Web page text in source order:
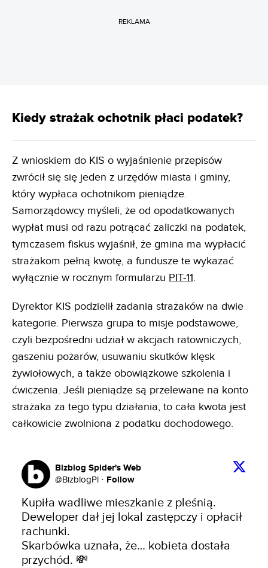
REKLAMA
Kiedy strażak ochotnik płaci podatek?
Z wnioskiem do KIS o wyjaśnienie przepisów
zwrócił się się jeden z urzędów miasta i gminy,
który wypłaca ochotnikom pieniądze.
Samorządowcy myśleli, że od opodatkowanych
wypłat musi od razu potrącać zaliczki na podatek,
tymczasem fiskus wyjaśnił, że gmina ma wypłacić
strażakom pełną kwotę, a fundusze te wykazać
wyłącznie w rocznym formularzu PIT-11.
Dyrektor KIS podzielił zadania strażaków na dwie
kategorie. Pierwsza grupa to misje podstawowe,
czyli bezpośredni udział w akcjach ratowniczych,
gaszeniu pożarów, usuwaniu skutków klęsk
żywiołowych, a także obowiązkowe szkolenia i
ćwiczenia. Jeśli pieniądze są przelewane na konto
strażaka za tego typu działania, to cała kwota jest
całkowicie zwolniona z podatku dochodowego.
Bizblog Spider's Web
@BizblogPl · Follow
Kupiła wadliwe mieszkanie z pleśnią.
Deweloper dał jej lokal zastępczy i opłacił
rachunki.
Skarbówka uznała, że… kobieta dostała
przychód. 💸